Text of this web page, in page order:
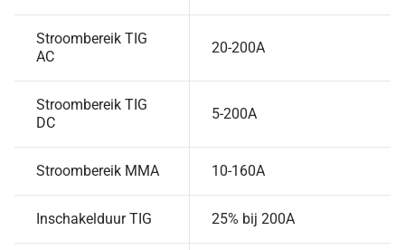
Stroombereik TIG
AC
20-200A
Stroombereik TIG
DC
5-200A
Stroombereik MMA 10-160A
Inschakelduur TIG 25% bij 200A